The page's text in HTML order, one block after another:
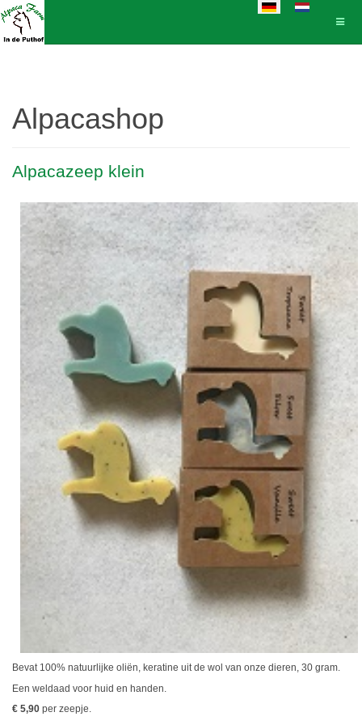
Sprache auswählen
Alpacashop
Alpacazeep klein
Bevat 100% natuurlijke oliën, keratine uit de wol van onze dieren, 30 gram.
Een weldaad voor huid en handen.
€ 5,90 per zeepje.